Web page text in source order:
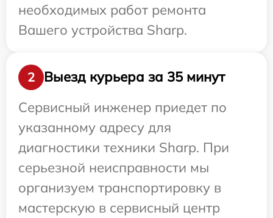
необходимых работ ремонта
Вашего устройства Sharp.
2
Выезд курьера за 35 минут
Сервисный инженер приедет по
указанному адресу для
диагностики техники Sharp. При
серьезной неисправности мы
организуем транспортировку в
мастерскую в сервисный центр